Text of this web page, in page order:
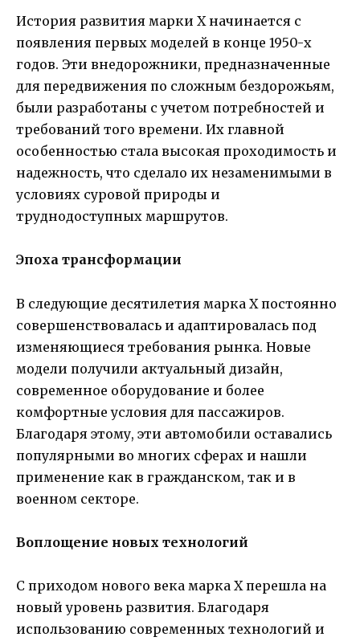
История развития марки X начинается с
появления первых моделей в конце 1950-х
годов. Эти внедорожники, предназначенные
для передвижения по сложным бездорожьям,
были разработаны с учетом потребностей и
требований того времени. Их главной
особенностью стала высокая проходимость и
надежность, что сделало их незаменимыми в
условиях суровой природы и
труднодоступных маршрутов.
Эпоха трансформации
В следующие десятилетия марка X постоянно
совершенствовалась и адаптировалась под
изменяющиеся требования рынка. Новые
модели получили актуальный дизайн,
современное оборудование и более
комфортные условия для пассажиров.
Благодаря этому, эти автомобили оставались
популярными во многих сферах и нашли
применение как в гражданском, так и в
военном секторе.
Воплощение новых технологий
С приходом нового века марка X перешла на
новый уровень развития. Благодаря
использованию современных технологий и